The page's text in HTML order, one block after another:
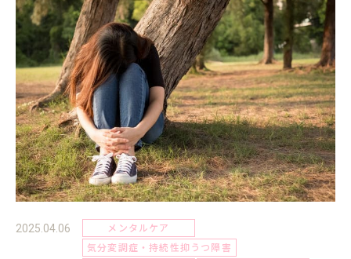
2025.04.06
メンタルケア
気分変調症・持続性抑うつ障害